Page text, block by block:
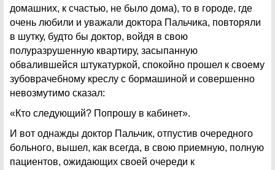
домашних, к счастью, не было дома), то в городе, где
очень любили и уважали доктора Пальчика, повторяли
в шутку, будто бы доктор, войдя в свою
полуразрушенную квартиру, засыпанную
обвалившейся штукатуркой, спокойно прошел к своему
зубоврачебному креслу с бормашиной и совершенно
невозмутимо сказал:
«Кто следующий? Попрошу в кабинет».
И вот однажды доктор Пальчик, отпустив очередного
больного, вышел, как всегда, в свою приемную, полную
пациентов, ожидающих своей очереди к